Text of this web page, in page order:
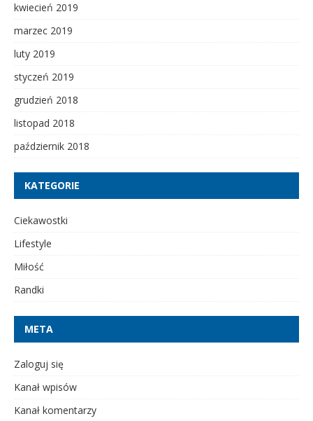
kwiecień 2019
marzec 2019
luty 2019
styczeń 2019
grudzień 2018
listopad 2018
październik 2018
KATEGORIE
Ciekawostki
Lifestyle
Miłość
Randki
META
Zaloguj się
Kanał wpisów
Kanał komentarzy